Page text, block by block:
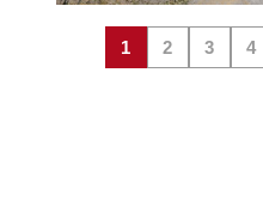
1 2 3 4